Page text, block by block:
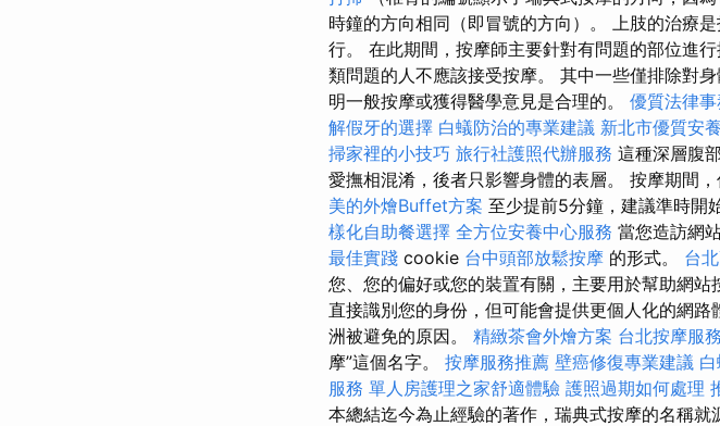
時鐘的方向相同（即冒號的方向）。 上肢的治療
行。 在此期間，按摩師主要針對有問題的部位進
類問題的人不應該接受按摩。 其中一些僅排除對
明一般按摩或獲得醫學意見是合理的。 優質法律
解假牙的選擇 白蟻防治的專業建議 新北市優質安
掃家裡的小技巧 旅行社護照代辦服務 這種深層腹
愛撫相混淆，後者只影響身體的表層。 按摩期間
美的外燴Buffet方案 至少提前5分鐘，建議準時開
樣化自助餐選擇 全方位安養中心服務 當您造訪網
最佳實踐 cookie 台中頭部放鬆按摩 的形式。 台
您、您的偏好或您的裝置有關，主要用於幫助網站
直接識別您的身份，但可能會提供更個人化的網
洲被避免的原因。 精緻茶會外燴方案 台北按摩服務
摩”這個名字。 按摩服務推薦 壁癌修復專業建議
服務 單人房護理之家舒適體驗 護照過期如何處理
本總結迄今為止經驗的著作，瑞典式按摩的名稱